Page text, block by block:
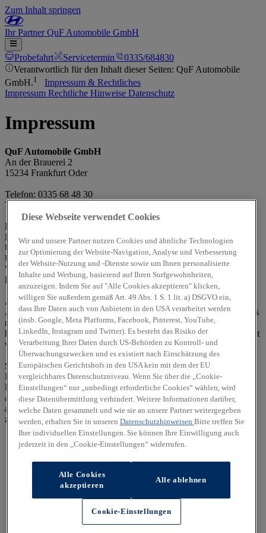
Zum Inhalt springen
IhrPartnerQuF Automobile GmbH
Probefahrt Servicetermin
0335/684830
Verantwortlich für den Inhalt dieser Seiten: QuF Automobile
GmbH.1
Impressum & Rechtliches
Impressum Rechtliche Hinweise Datenschutz
Impressum
QuF Automobile GmbH
An der Brauerei 2
15234 Frankfurt Oder
Telefon: 0335 68 48 30
Telefax: 0335 684 83 14
Handelsregisternr.: 4943
Handelsregister und Registergericht: Frankfurt (Oder)
Umsatzsteueridentifikationsnummer (gemäß §27a
Umsatzsteuergesetz): DE 171 035 280
Vertretungsberechtigte(r): Frank Quandt
E-Mail:f.quandt@quf-automobile.de
Alle Rechte vorbehalten. Texte, Bilder, Grafiken, Sound,
Animationen und Videos unterliegen dem Schutz des Urheberrechts
und anderer Schutzgesetze. Der Inhalt dieser Website darf nicht zu
kommerziellen Zwecken verbreitet oder Dritten zugänglich gemacht
werden. Irrtümer und Änderungen vorbehalten.
Sollten wir auf diesen Seiten Verknüpfungen zu anderen Seiten im
Internet angelegt haben, so haben wir auf sämtliche Links keinerlei
Einfluss. Deshalb distanzieren wir uns hiermit ausdrücklich von
allen Inhalten der verknüpften Seiten. Diese Erklärung gilt für alle
auf dieser Seite ausgebrachten Links und für alle Inhalte der Seiten,
zu denen ggf. Banner führen.
Diese Webseite verwendet Cookies
Wir und unsere Partner nutzen Cookies und ähnliche Technologien
zur Optimierung der Website-Navigation, Analyse und Verbesserung
der Website-Nutzung und -Dienste sowie um Ihnen personalisierte
Inhalte und Werbung, basierend auf Ihren Surfgewohnheiten,
anzuzeigen. Indem Sie auf "Alle Cookies akzeptieren" klicken,
willigen Sie außerdem gemäß Art. 49 Abs. 1 S. 1 lit. a) DSGVO ein,
dass Ihre Daten auch von Anbietern in den USA verarbeitet werden
(insb. Google, Meta Platforms, Facebook, Pinterest, YouTube,
LinkedIn, Instagram und Twitter). Es besteht das Risiko der
Verarbeitung Ihrer Daten durch US-Behörden zu Kontroll- und
Überwachungszwecken und es existiert nach Einschätzung des
Europäischen Gerichtshofs in den USA kein mit dem der EU
vergleichbares Datenschutzniveau. Wenn Sie über die „Cookie-
Einstellungen“ nur „unbedingt erforderliche Cookies“ wählen, wird
diese Datenübermittlung verhindert. Weitere Informationen darüber,
welche Daten gesammelt und wie sie an unsere Partner weitergegeben
werden, erhalten Sie in unseren Datenschutzhinweisen Bitte treffen Sie
Ihre individuellen Einstellungen. Sie können Ihre Einwilligung auch
jederzeit in den „Cookie-Einstellungen“ widerrufen.
Alle Cookies
akzeptieren
Alle ablehnen
Cookie-Einstellungen